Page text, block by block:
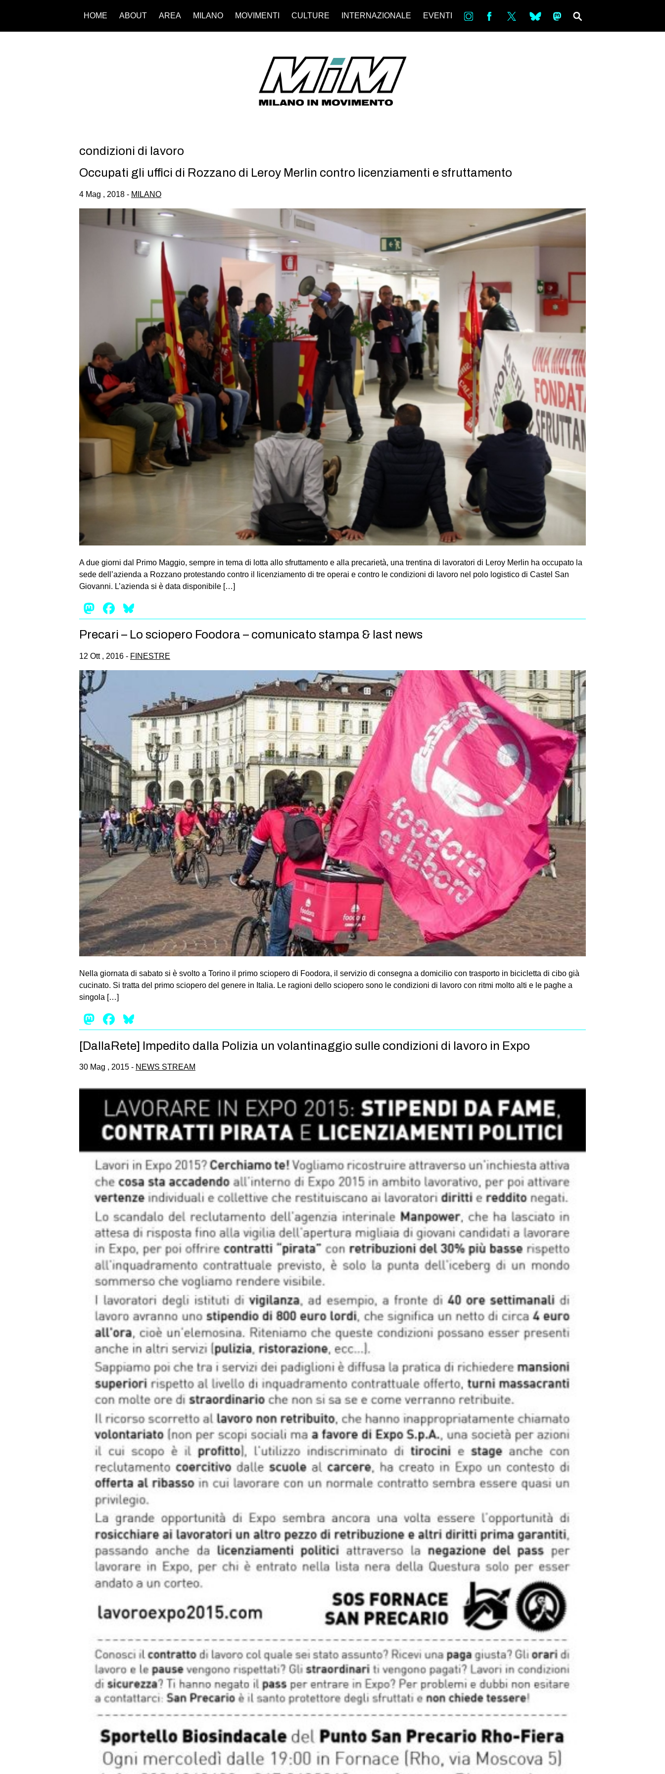
HOME ABOUT AREA MILANO MOVIMENTI CULTURE INTERNAZIONALE EVENTI in bsky ms
condizioni di lavoro
Occupati gli uffici di Rozzano di Leroy Merlin contro licenziamenti e sfruttamento
4 Mag , 2018 - MILANO
A due giorni dal Primo Maggio, sempre in tema di lotta allo sfruttamento e alla precarietà, una trentina di lavoratori di Leroy Merlin ha occupato la
sede dell’azienda a Rozzano protestando contro il licenziamento di tre operai e contro le condizioni di lavoro nel polo logistico di Castel San
Giovanni. L’azienda si è data disponibile […]
Mastodon
Facebook
Precari – Lo sciopero Foodora – comunicato stampa & last news
12 Ott , 2016 - FINESTRE
Nella giornata di sabato si è svolto a Torino il primo sciopero di Foodora, il servizio di consegna a domicilio con trasporto in bicicletta di cibo già
cucinato. Si tratta del primo sciopero del genere in Italia. Le ragioni dello sciopero sono le condizioni di lavoro con ritmi molto alti e le paghe a
singola […]
Mastodon
Facebook
[DallaRete] Impedito dalla Polizia un volantinaggio sulle condizioni di lavoro in Expo
30 Mag , 2015 - NEWS STREAM